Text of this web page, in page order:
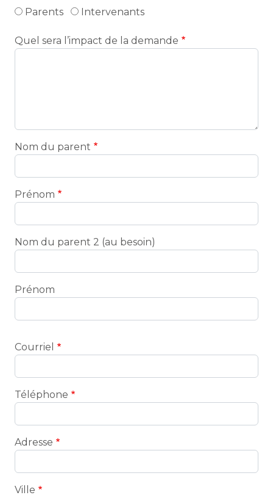
Parents
Intervenants
Quel sera l’impact de la demande
Nom du parent
Prénom
Nom du parent 2 (au besoin)
Prénom
Courriel
Téléphone
Adresse
Ville